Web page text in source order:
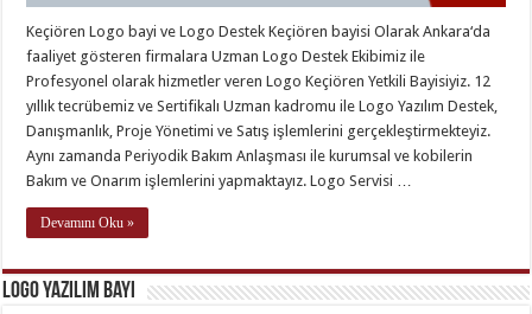
Keçiören Logo bayi ve Logo Destek Keçiören bayisi Olarak Ankara‘da
faaliyet gösteren firmalara Uzman Logo Destek Ekibimiz ile
Profesyonel olarak hizmetler veren Logo Keçiören Yetkili Bayisiyiz. 12
yıllık tecrübemiz ve Sertifikalı Uzman kadromu ile Logo Yazılım Destek,
Danışmanlık, Proje Yönetimi ve Satış işlemlerini gerçekleştirmekteyiz.
Aynı zamanda Periyodik Bakım Anlaşması ile kurumsal ve kobilerin
Bakım ve Onarım işlemlerini yapmaktayız. Logo Servisi …
Devamını Oku »
Logo Yazılım Bayi